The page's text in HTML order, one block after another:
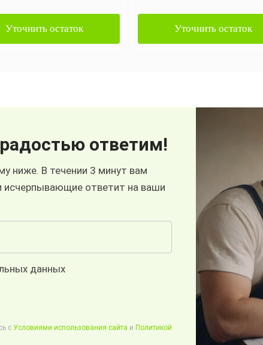
Уточнить остаток Уточнить остаток
ответим!
ниже. В течении 3 минут вам
исчерпывающие ответит на ваши
данных
с Условиями использования сайта и Политикой